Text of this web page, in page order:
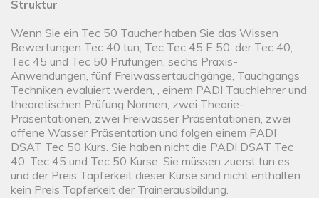
Struktur
Wenn Sie ein Tec 50 Taucher haben Sie das Wissen
Bewertungen Tec 40 tun, Tec Tec 45 E 50, der Tec 40,
Tec 45 und Tec 50 Prüfungen, sechs Praxis-
Anwendungen, fünf Freiwassertauchgänge, Tauchgangs
Techniken evaluiert werden, , einem PADI Tauchlehrer und
theoretischen Prüfung Normen, zwei Theorie-
Präsentationen, zwei Freiwasser Präsentationen, zwei
offene Wasser Präsentation und folgen einem PADI
DSAT Tec 50 Kurs. Sie haben nicht die PADI DSAT Tec
40, Tec 45 und Tec 50 Kurse, Sie müssen zuerst tun es,
und der Preis Tapferkeit dieser Kurse sind nicht enthalten
kein Preis Tapferkeit der Trainerausbildung.